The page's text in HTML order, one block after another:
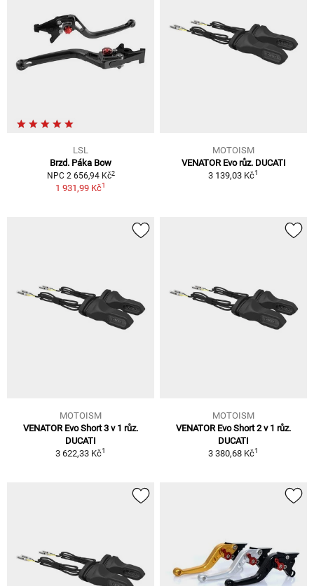
LSL
Brzd. Páka Bow
NPC 2 656,94 Kč2
1 931,99 Kč1
MOTOISM
VENATOR Evo růz. DUCATI
3 139,03 Kč1
MOTOISM
VENATOR Evo Short 3 v 1 růz.
DUCATI
3 622,33 Kč1
MOTOISM
VENATOR Evo Short 2 v 1 růz.
DUCATI
3 380,68 Kč1